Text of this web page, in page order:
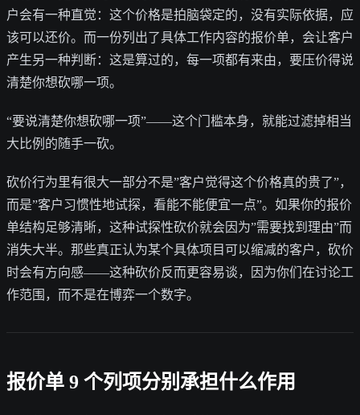
户会有一种直觉：这个价格是拍脑袋定的，没有实际依据，应
该可以还价。而一份列出了具体工作内容的报价单，会让客户
产生另一种判断：这是算过的，每一项都有来由，要压价得说
清楚你想砍哪一项。
“要说清楚你想砍哪一项”——这个门槛本身，就能过滤掉相当
大比例的随手一砍。
砍价行为里有很大一部分不是”客户觉得这个价格真的贵了”，
而是”客户习惯性地试探，看能不能便宜一点”。如果你的报价
单结构足够清晰，这种试探性砍价就会因为”需要找到理由”而
消失大半。那些真正认为某个具体项目可以缩减的客户，砍价
时会有方向感——这种砍价反而更容易谈，因为你们在讨论工
作范围，而不是在博弈一个数字。
报价单 9 个列项分别承担什么作用